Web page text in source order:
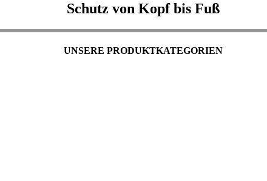
Schutz von Kopf bis Fuß
UNSERE PRODUKTKATEGORIEN